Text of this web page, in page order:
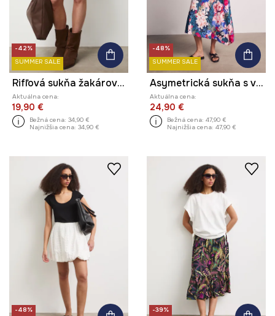
-42%
SUMMER SALE
Rifľová sukňa žakárová vzorovaná
Aktuálna cena:
19,90 €
Bežná cena: 34,90 €
Najnižšia cena: 34,90 €
-48%
SUMMER SALE
Asymetrická sukňa s viskózou z kolekcie Kit Mizeres x Medicine
Aktuálna cena:
24,90 €
Bežná cena: 47,90 €
Najnižšia cena: 47,90 €
-48%
-39%